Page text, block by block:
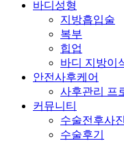
바디성형
지방흡입술
복부
힙업
바디 지방이
안전사후케어
사후관리 프
커뮤니티
수술전후사진
수술후기